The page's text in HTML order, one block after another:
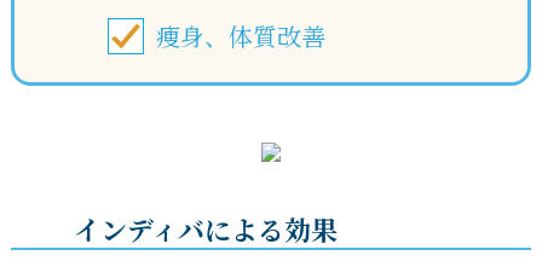
痩身、体質改善
インディバによる効果